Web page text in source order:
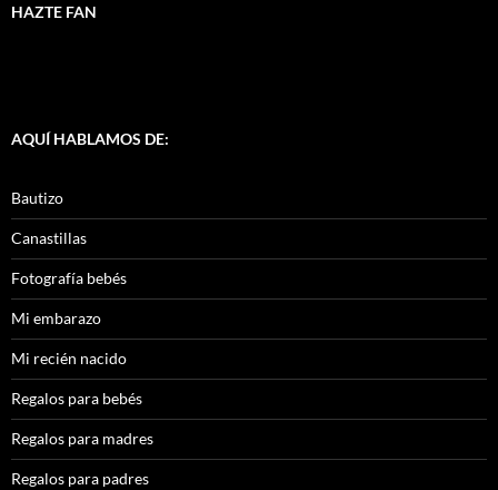
HAZTE FAN
AQUÍ HABLAMOS DE:
Bautizo
Canastillas
Fotografía bebés
Mi embarazo
Mi recién nacido
Regalos para bebés
Regalos para madres
Regalos para padres